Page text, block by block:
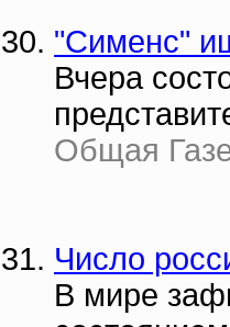
"Сименс"
Вчера
Общая
Число
В мире